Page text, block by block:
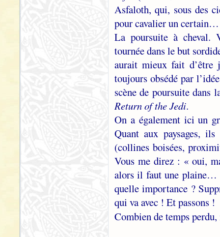
Asfaloth, qui, sous des
pour cavalier un
La poursuite à cheval.
tournée dans le but
aurait mieux fait d’être
toujours obsédé par
scène de poursuite dans
Return of the Jedi.
On a également ici un
Quant aux paysages,
(collines boisées,
Vous me direz : « oui,
alors il faut une plaine…
quelle importance ?
qui va avec ! Et passons !
Combien de temps